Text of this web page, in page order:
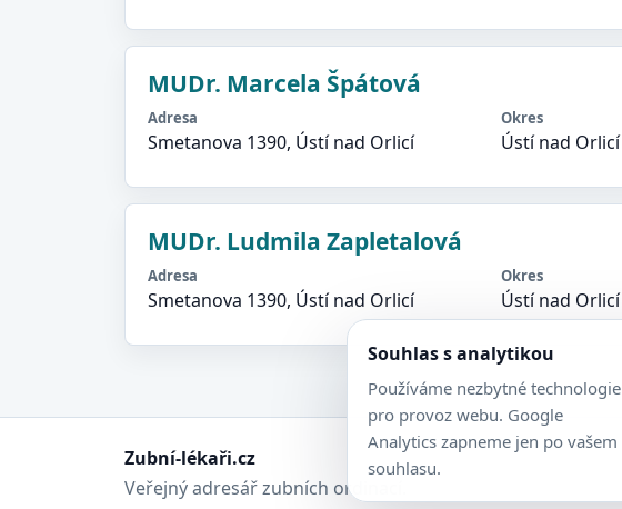
MUDr. Marcela Špátová
Adresa
Smetanova 1390, Ústí nad Orlicí
Okres
Ústí nad Orlicí
MUDr. Ludmila Zapletalová
Adresa
Smetanova 1390, Ústí nad Orlicí
Okres
Ústí nad Orlicí
Zubní-lékaři.cz
Veřejný adresář zubních ordinací.
Souhlas s analytikou
Používáme nezbytné technologie
pro provoz webu. Google
Analytics zapneme jen po vašem
souhlasu.